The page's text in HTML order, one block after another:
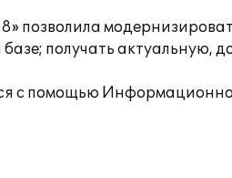
позволила
получать
с помощью